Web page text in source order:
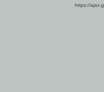
https://